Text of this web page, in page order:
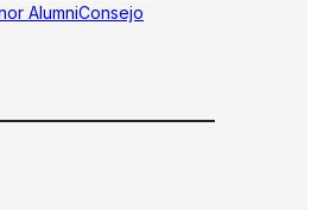
AlumniConsejo